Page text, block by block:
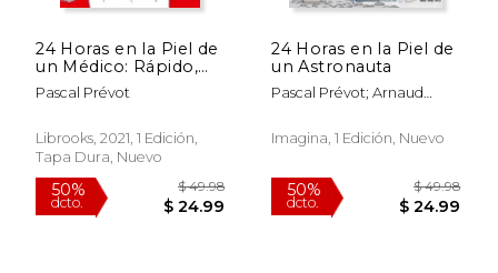
24 Horas en la Piel de
un Médico: Rápido,
tus Pacientes te
Esperan! (Imagina)
Pascal Prévot
Librooks, 2021, 1 Edición,
Tapa Dura, Nuevo
24 Horas en la Piel de
un Astronauta
Pascal Prévot; Arnaud
Imagina, 1 Edición, Nuevo